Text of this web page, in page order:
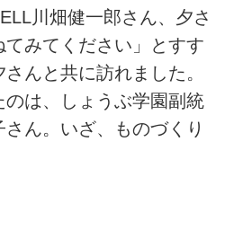
川畑健一郎さん、夕さ
みてください」とすす
んと共に訪れました。
は、しょうぶ学園副統
ん。いざ、ものづくり